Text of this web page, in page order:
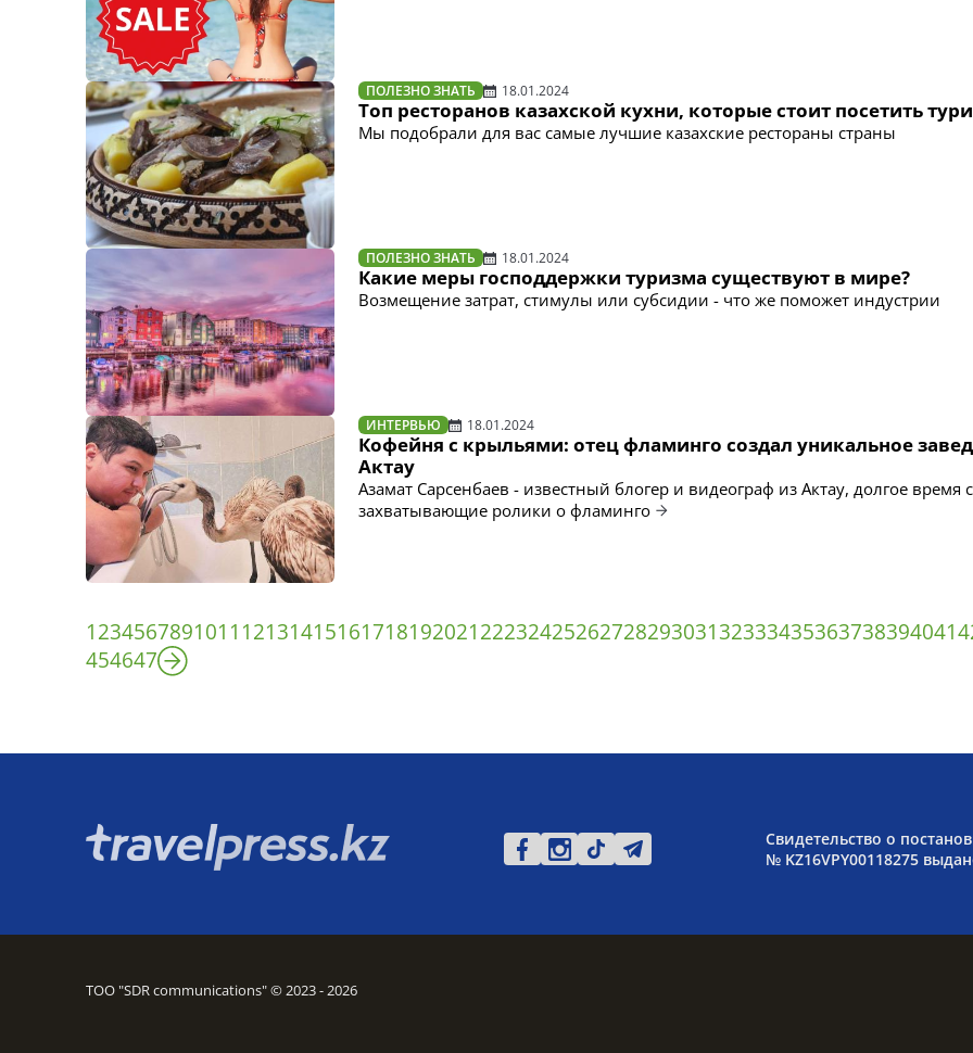
ПОЛЕЗНО ЗНАТЬ 18.01.2024
Топ ресторанов казахской кухни, которые стоит посетить
Мы подобрали для вас самые лучшие казахские рестораны страны
ПОЛЕЗНО ЗНАТЬ 18.01.2024
Какие меры господдержки туризма существуют в мире?
Возмещение затрат, стимулы или субсидии - что же поможет индустрии
ИНТЕРВЬЮ 18.01.2024
Кофейня с крыльями: отец фламинго создал уникальное
Актау
Азамат Сарсенбаев - известный блогер и видеограф из Актау, долгое время
захватывающие ролики о фламинго
1234567891011 121314151617181920212223242526272829303132333435363738394041
454647
Свидетельство о
№ KZ16VPY00118275
ТОО "SDR communications" © 2023 - 2026